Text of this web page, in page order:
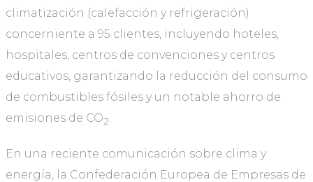
climatización (calefacción y refrigeración)
concerniente a 95 clientes, incluyendo hoteles,
hospitales, centros de convenciones y centros
educativos, garantizando la reducción del consumo
de combustibles fósiles y un notable ahorro de
emisiones de CO2.
En una reciente comunicación sobre clima y
energía, la Confederación Europea de Empresas de